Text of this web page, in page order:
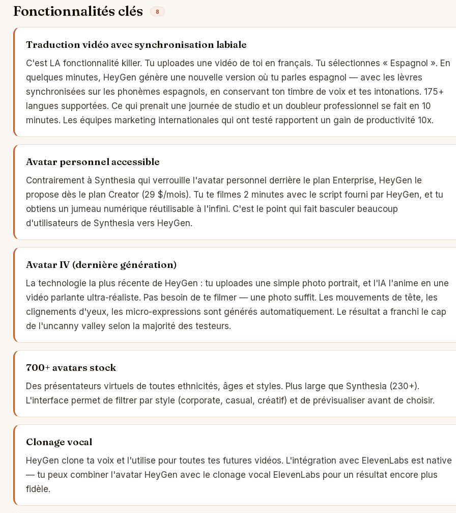
Fonctionnalités clés 8
Traduction vidéo avec synchronisation labiale
C'est LA fonctionnalité killer. Tu uploades une vidéo de toi en français. Tu sélectionnes « Espagnol ». En
quelques minutes, HeyGen génère une nouvelle version où tu parles espagnol — avec les lèvres
synchronisées sur les phonèmes espagnols, en conservant ton timbre de voix et tes intonations. 175+
langues supportées. Ce qui prenait une journée de studio et un doubleur professionnel se fait en 10
minutes. Les équipes marketing internationales qui ont testé rapportent un gain de productivité 10x.
Avatar personnel accessible
Contrairement à Synthesia qui verrouille l'avatar personnel derrière le plan Enterprise, HeyGen le
propose dès le plan Creator (29 $/mois). Tu te filmes 2 minutes avec le script fourni par HeyGen, et tu
obtiens un jumeau numérique réutilisable à l'infini. C'est le point qui fait basculer beaucoup
d'utilisateurs de Synthesia vers HeyGen.
Avatar IV (dernière génération)
La technologie la plus récente de HeyGen : tu uploades une simple photo portrait, et l'IA l'anime en une
vidéo parlante ultra-réaliste. Pas besoin de te filmer — une photo suffit. Les mouvements de tête, les
clignements d'yeux, les micro-expressions sont générés automatiquement. Le résultat a franchi le cap
de l'uncanny valley selon la majorité des testeurs.
700+ avatars stock
Des présentateurs virtuels de toutes ethnicités, âges et styles. Plus large que Synthesia (230+).
L'interface permet de filtrer par style (corporate, casual, créatif) et de prévisualiser avant de choisir.
Clonage vocal
HeyGen clone ta voix et l'utilise pour toutes tes futures vidéos. L'intégration avec ElevenLabs est native
— tu peux combiner l'avatar HeyGen avec le clonage vocal ElevenLabs pour un résultat encore plus
fidèle.